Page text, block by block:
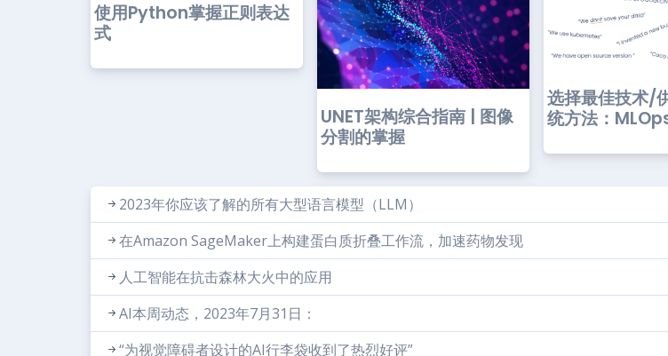
使用Python掌握正则表达
式
UNET架构综合指南 | 图像
分割的掌握
选择最佳技术/
统方法：
2023年你应该了解的所有大型语言模型（LLM）
在Amazon SageMaker上构建蛋白质折叠工作流，加速药物发现
人工智能在抗击森林大火中的应用
AI本周动态，2023年7月31日：
“为视觉障碍者设计的AI行李袋收到了热烈好评”